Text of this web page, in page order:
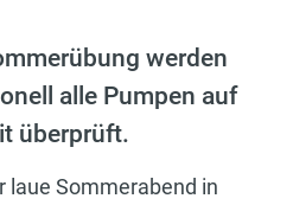
werden
alle Pumpen auf
überprüft.
laue Sommerabend in